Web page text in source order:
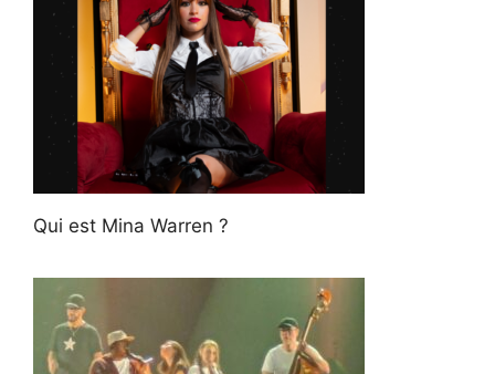
Qui est Mina Warren ?